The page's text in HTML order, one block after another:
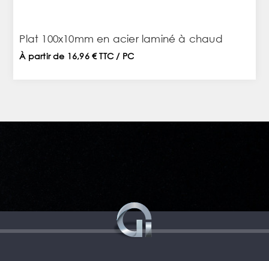
Plat 100x10mm en acier laminé à chaud
À partir de 16,96 € TTC / PC